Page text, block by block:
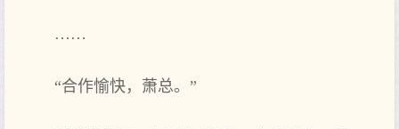
……
“合作愉快，萧总。”